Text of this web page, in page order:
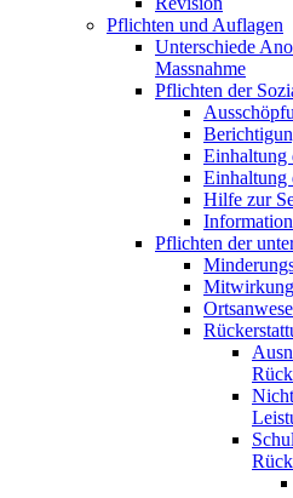
Pflichten und Auflagen
Unterschiede
Massnahme
Pflichten der
Einhaltung
Einhaltung
Hilfe zur
Pflichten der